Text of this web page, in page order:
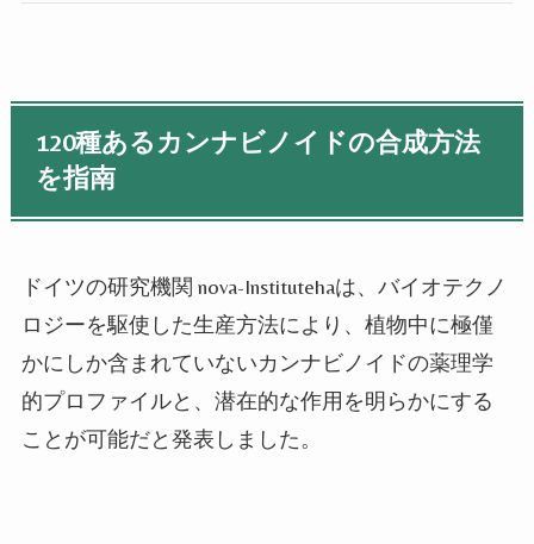
120種あるカンナビノイドの合成方法
を指南
ドイツの研究機関 nova-Institutehaは、バイオテクノ
ロジーを駆使した生産方法により、植物中に極僅
かにしか含まれていないカンナビノイドの薬理学
的プロファイルと、潜在的な作用を明らかにする
ことが可能だと発表しました。